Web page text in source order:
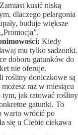
Zamiast kusić niską
dlaczego pelargonia
buduje większe
Kiedy
mu tylko sadzonki.
doboru gatunków do
nie oferuje.
rośliny doniczkowe są
raz w miesiącu
tym, jak ratować rośliny
gatunki. To
warto wrócić po
się u Ciebie ciekawa